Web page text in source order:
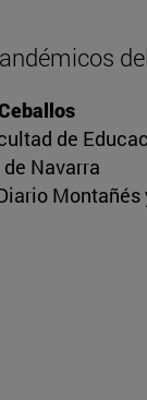
de
Navarra
Montañés